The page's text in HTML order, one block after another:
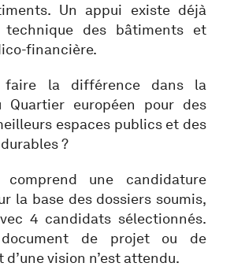
Un appui existe déjà
technique des bâtiments et
financière.
la différence dans la
Quartier européen pour des
espaces publics et des
?
comprend une candidature
la base des dossiers soumis,
4 candidats sélectionnés.
de projet ou de
vision n’est attendu.